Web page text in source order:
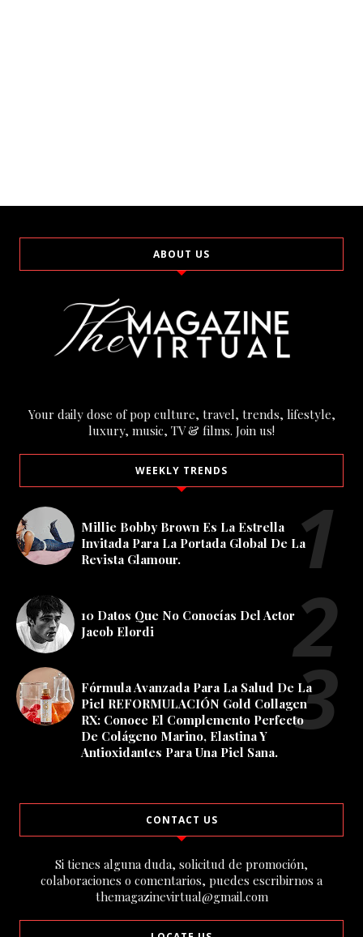
ABOUT US
Your daily dose of pop culture, travel, trends, lifestyle,
luxury, music, TV & films. Join us!
WEEKLY TRENDS
Millie Bobby Brown Es La Estrella
Invitada Para La Portada Global De La
Revista Glamour.
10 Datos Que No Conocías Del Actor
Jacob Elordi
Fórmula Avanzada Para La Salud De La
Piel REFORMULACIÓN Gold Collagen
RX: Conoce El Complemento Perfecto
De Colágeno Marino, Elastina Y
Antioxidantes Para Una Piel Sana.
CONTACT US
Si tienes alguna duda, solicitud de promoción,
colaboraciones o comentarios, puedes escribirnos a
themagazinevirtual@gmail.com